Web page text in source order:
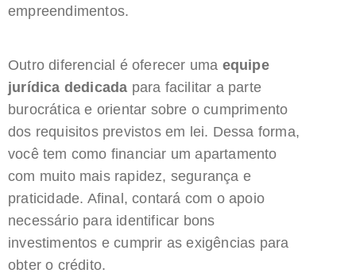
empreendimentos.
Outro diferencial é oferecer uma equipe
jurídica dedicada para facilitar a parte
burocrática e orientar sobre o cumprimento
dos requisitos previstos em lei. Dessa forma,
você tem como financiar um apartamento
com muito mais rapidez, segurança e
praticidade. Afinal, contará com o apoio
necessário para identificar bons
investimentos e cumprir as exigências para
obter o crédito.